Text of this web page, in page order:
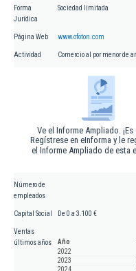
Forma
Jurídica
Sociedad limitada
Página Web www.ofoton.com
Actividad Comercio al por menor de
Ve el Informe Ampliado.
Regístrese en eInforma y le
el Informe Ampliado de esta
Número de
empleados
Capital Social De 0 a 3.100 €
Ventas
últimos años
Año
2022
2023